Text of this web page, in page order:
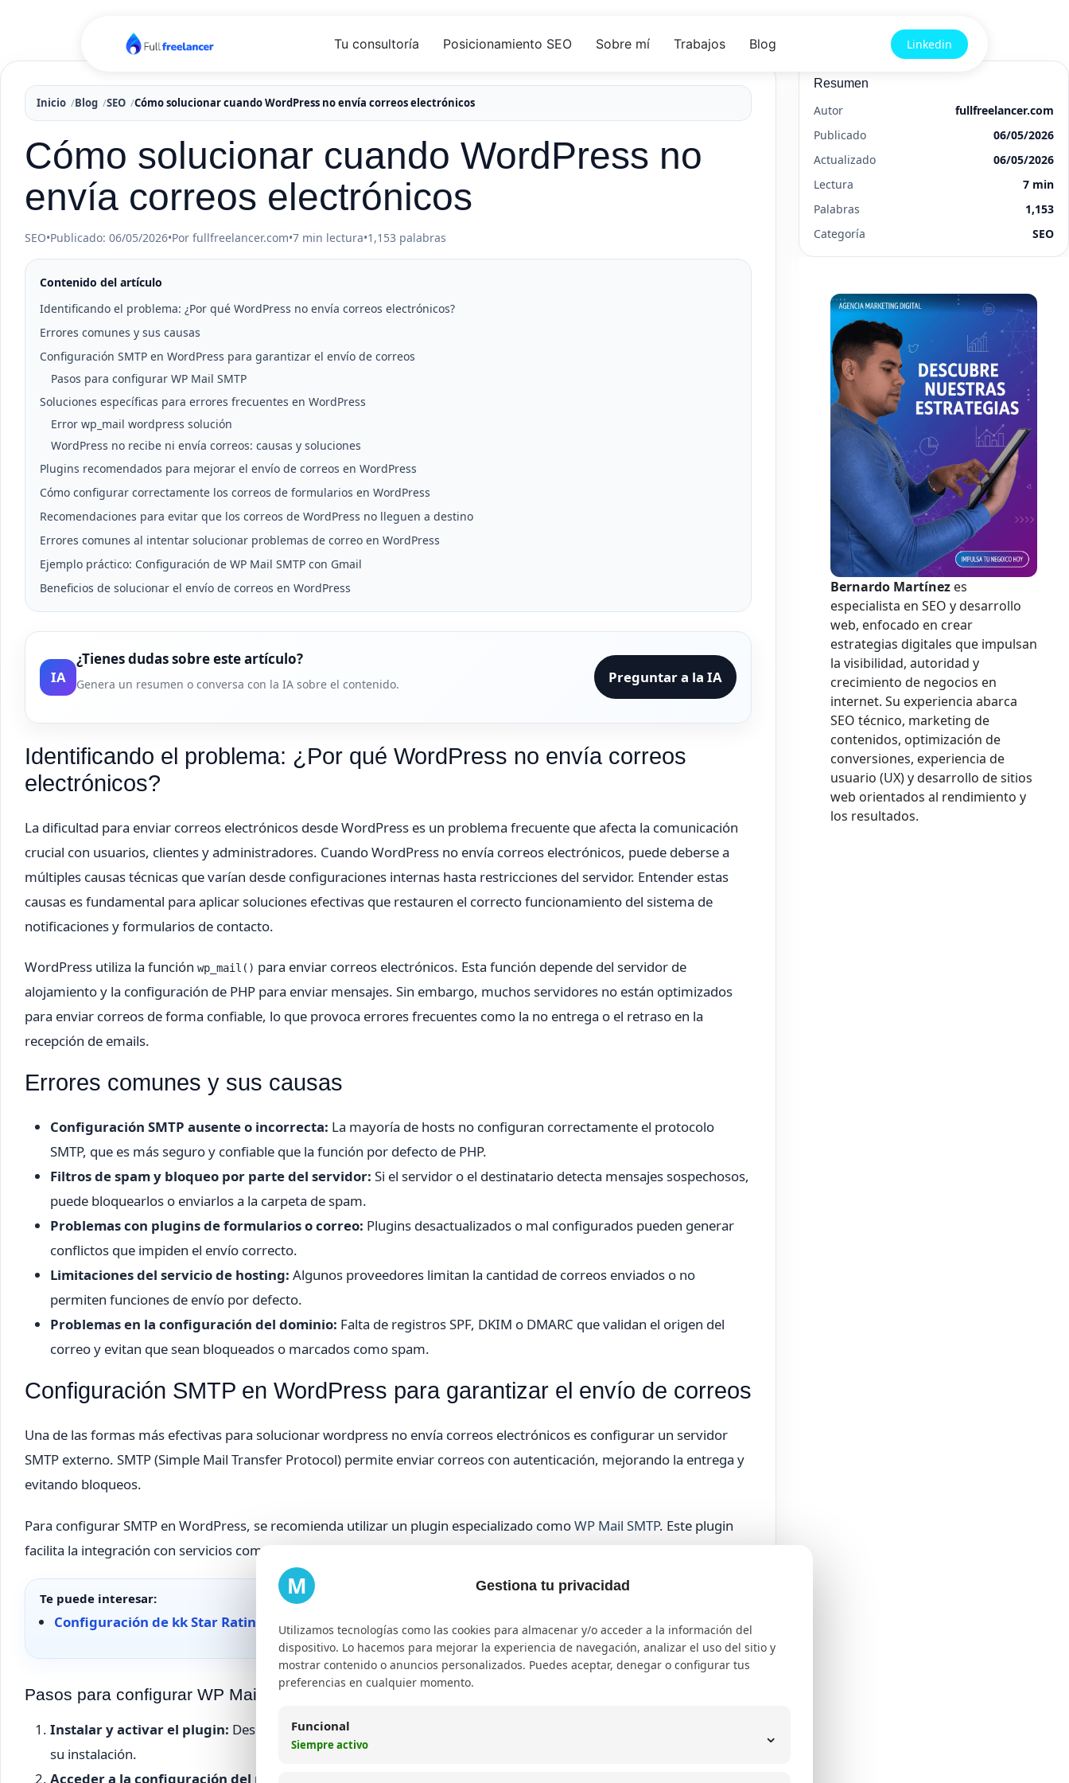
Tu consultoría Posicionamiento SEO Sobre mí Trabajos Blog Linkedin
Inicio Blog SEO Cómo solucionar cuando WordPress no envía correos electrónicos
Cómo solucionar cuando WordPress no
envía correos electrónicos
SEO•Publicado: 06/05/2026•Por fullfreelancer.com•7 min lectura•1,153 palabras
Contenido del artículo
Identificando el problema: ¿Por qué WordPress no envía correos electrónicos?
Errores comunes y sus causas
Configuración SMTP en WordPress para garantizar el envío de correos
Pasos para configurar WP Mail SMTP
Soluciones específicas para errores frecuentes en WordPress
Error wp_mail wordpress solución
WordPress no recibe ni envía correos: causas y soluciones
Plugins recomendados para mejorar el envío de correos en WordPress
Cómo configurar correctamente los correos de formularios en WordPress
Recomendaciones para evitar que los correos de WordPress no lleguen a destino
Errores comunes al intentar solucionar problemas de correo en WordPress
Ejemplo práctico: Configuración de WP Mail SMTP con Gmail
Beneficios de solucionar el envío de correos en WordPress
IA
¿Tienes dudas sobre este artículo?
Genera un resumen o conversa con la IA sobre el contenido. Preguntar a la IA
Identificando el problema: ¿Por qué WordPress no envía correos
electrónicos?
La dificultad para enviar correos electrónicos desde WordPress es un problema frecuente que afecta la comunicación
crucial con usuarios, clientes y administradores. Cuando WordPress no envía correos electrónicos, puede deberse a
múltiples causas técnicas que varían desde configuraciones internas hasta restricciones del servidor. Entender estas
causas es fundamental para aplicar soluciones efectivas que restauren el correcto funcionamiento del sistema de
notificaciones y formularios de contacto.
WordPress utiliza la función wp_mail() para enviar correos electrónicos. Esta función depende del servidor de
alojamiento y la configuración de PHP para enviar mensajes. Sin embargo, muchos servidores no están optimizados
para enviar correos de forma confiable, lo que provoca errores frecuentes como la no entrega o el retraso en la
recepción de emails.
Errores comunes y sus causas
Configuración SMTP ausente o incorrecta: La mayoría de hosts no configuran correctamente el protocolo
SMTP, que es más seguro y confiable que la función por defecto de PHP.
Filtros de spam y bloqueo por parte del servidor: Si el servidor o el destinatario detecta mensajes sospechosos,
puede bloquearlos o enviarlos a la carpeta de spam.
Problemas con plugins de formularios o correo: Plugins desactualizados o mal configurados pueden generar
conflictos que impiden el envío correcto.
Limitaciones del servicio de hosting: Algunos proveedores limitan la cantidad de correos enviados o no
permiten funciones de envío por defecto.
Problemas en la configuración del dominio: Falta de registros SPF, DKIM o DMARC que validan el origen del
correo y evitan que sean bloqueados o marcados como spam.
Configuración SMTP en WordPress para garantizar el envío de correos
Una de las formas más efectivas para solucionar wordpress no envía correos electrónicos es configurar un servidor
SMTP externo. SMTP (Simple Mail Transfer Protocol) permite enviar correos con autenticación, mejorando la entrega y
evitando bloqueos.
Para configurar SMTP en WordPress, se recomienda utilizar un plugin especializado comoWP Mail SMTP. Este plugin
facilita la integración con servicios como Gmail, SendGrid, Mailgun, Amazon SES y otros.
Te puede interesar:
Configuración de kk Star Ratings en WordPress
Pasos para configurar WP Mail SMTP
Instalar y activar el plugin: Desde el panel de administración de WordPress, busca "WP Mail SMTP" y procede a
su instalación.
Acceder a la configuración del plugin:
Resumen
Autor
fullfreelancer.com
Publicado
06/05/2026
Actualizado
06/05/2026
Lectura
7 min
Palabras
1,153
Categoría
SEO
Bernardo Martínez es
especialista en SEO y desarrollo
web, enfocado en crear
estrategias digitales que impulsan
la visibilidad, autoridad y
crecimiento de negocios en
internet. Su experiencia abarca
SEO técnico, marketing de
contenidos, optimización de
conversiones, experiencia de
usuario (UX) y desarrollo de sitios
web orientados al rendimiento y
los resultados.
M Gestiona tu privacidad
Utilizamos tecnologías como las cookies para almacenar y/o acceder a la información del
dispositivo. Lo hacemos para mejorar la experiencia de navegación, analizar el uso del sitio y
mostrar contenido o anuncios personalizados. Puedes aceptar, denegar o configurar tus
preferencias en cualquier momento.
Funcional
Siempre activo ⌄